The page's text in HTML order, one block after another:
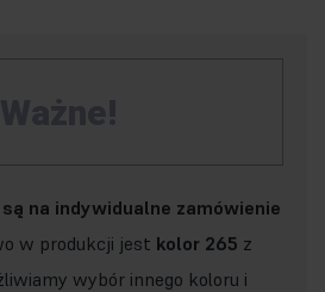
na indywidualne zamówienie
w produkcji jest kolor 265 z
wybór innego koloru i